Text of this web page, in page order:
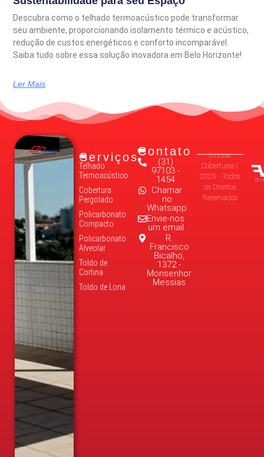
Descubra como o telhado termoacústico pode transformar
seu ambiente, proporcionando isolamento térmico e acústico,
redução de custos energéticos e conforto incomparável.
Saiba tudo sobre essa solução inovadora em Belo Horizonte!
Ler Mais
Serviços
Telhado
Termoacústico
Cobertura
Pergolado
Policarbonato
Compacto
Policarbonato
Alveolar
Toldo de
Cortina
Toldo de Lona
Contato
(31)
97103 -
1454
Chamar
no
Whatsapp
Envie-nos
um email
R.
Francisco
Bicalho,
1372 -
Monsenhor
Messias
Innovar
Coberturas |
2025 - Todos
os Direitos
Reservados